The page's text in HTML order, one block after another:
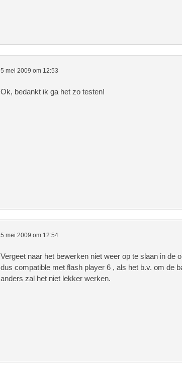
5 mei 2009 om 12:53
Ok, bedankt ik ga het zo testen!
5 mei 2009 om 12:54
Vergeet naar het bewerken niet weer op te slaan in de
dus compatible met flash player 6 , als het b.v. om de
anders zal het niet lekker werken.